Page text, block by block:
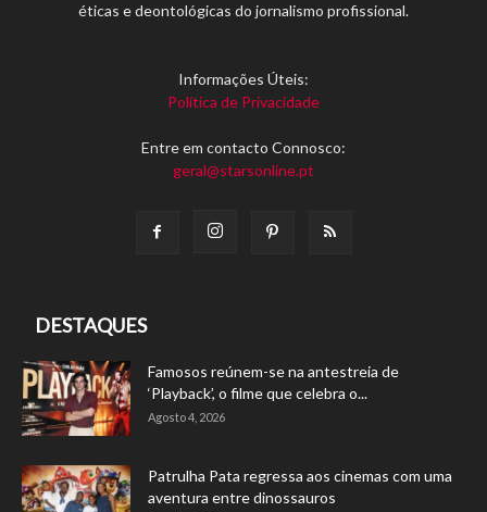
éticas e deontológicas do jornalismo profissional.
Informações Úteis:
Política de Privacidade
Entre em contacto Connosco:
geral@starsonline.pt
DESTAQUES
Famosos reúnem-se na antestreia de
‘Playback’, o filme que celebra o...
Agosto 4, 2026
Patrulha Pata regressa aos cinemas com uma
aventura entre dinossauros